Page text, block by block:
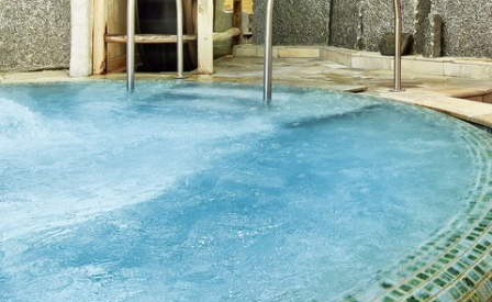
Spa
Fitness
Treatments
Private Spa Suite
Jagdhof Specials nach Dr. A. Papp
Day Spa
Yoga
05 Angebote
06 Aktivitäten
07 Events